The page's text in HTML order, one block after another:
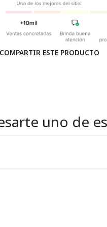
COMPARTIR ESTE PRODUCTO
uno de